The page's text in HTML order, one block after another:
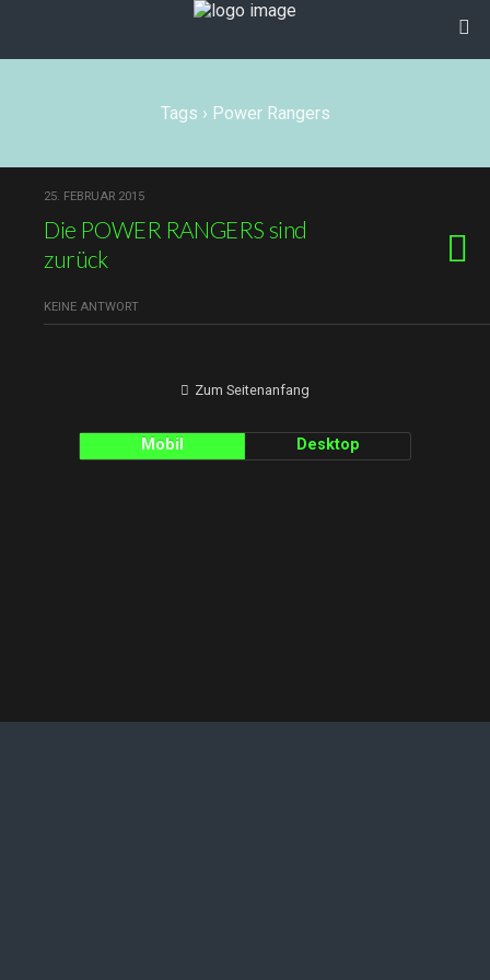
Tags › Power Rangers
25. FEBRUAR 2015
Die POWER RANGERS sind
zurück
KEINE ANTWORT
Zum Seitenanfang
Mobil Desktop